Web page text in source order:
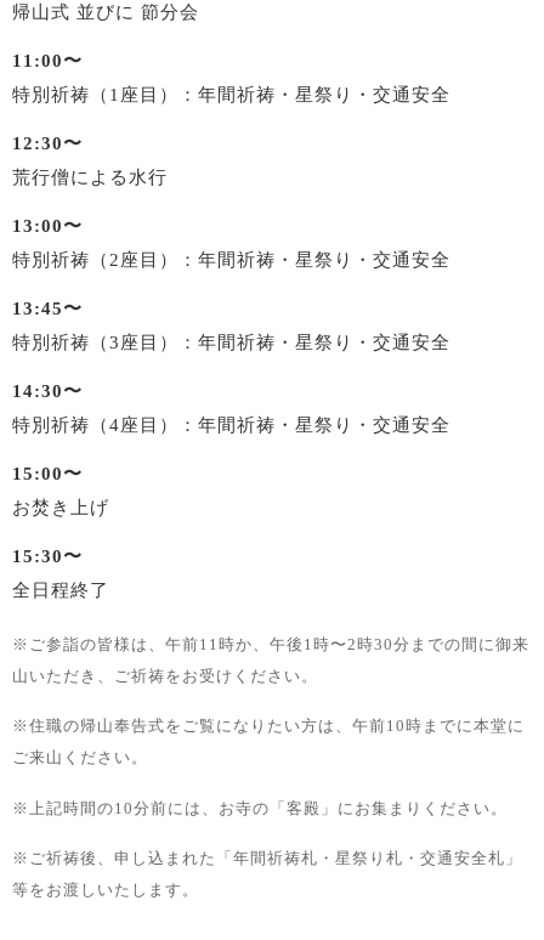
帰山式 並びに 節分会
11:00〜
特別祈祷（1座目）：年間祈祷・星祭り・交通安全
12:30〜
荒行僧による水行
13:00〜
特別祈祷（2座目）：年間祈祷・星祭り・交通安全
13:45〜
特別祈祷（3座目）：年間祈祷・星祭り・交通安全
14:30〜
特別祈祷（4座目）：年間祈祷・星祭り・交通安全
15:00〜
お焚き上げ
15:30〜
全日程終了
※ご参詣の皆様は、午前11時か、午後1時〜2時30分までの間に御来
山いただき、ご祈祷をお受けください。
※住職の帰山奉告式をご覧になりたい方は、午前10時までに本堂に
ご来山ください。
※上記時間の10分前には、お寺の「客殿」にお集まりください。
※ご祈祷後、申し込まれた「年間祈祷札・星祭り札・交通安全札」
等をお渡しいたします。